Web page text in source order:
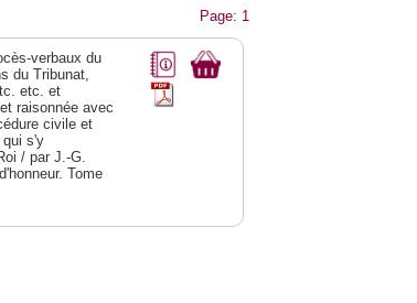
Page: 1
verbaux du
du Tribunat,
etc. et
raisonnée avec
civile et
qui s'y
/ par J.-G.
Tome